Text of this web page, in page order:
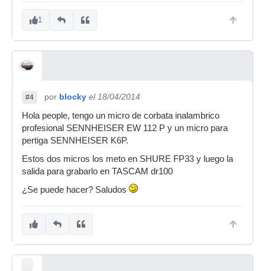
1
#4 por blocky el 18/04/2014
Hola people, tengo un micro de corbata inalambrico
profesional SENNHEISER EW 112 P y un micro para
pertiga SENNHEISER K6P.
Estos dos micros los meto en SHURE FP33 y luego la
salida para grabarlo en TASCAM dr100
¿Se puede hacer? Saludos